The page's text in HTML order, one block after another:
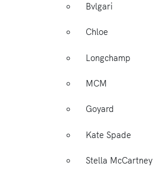
Bvlgari
Chloe
Longchamp
MCM
Goyard
Kate Spade
Stella McCartney